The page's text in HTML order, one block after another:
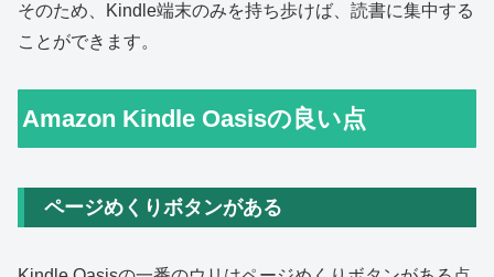
そのため、Kindle端末のみを持ち歩けば、読書に集中する
ことができます。
Amazon Kindle Oasisの良い点
ページめくりボタンがある